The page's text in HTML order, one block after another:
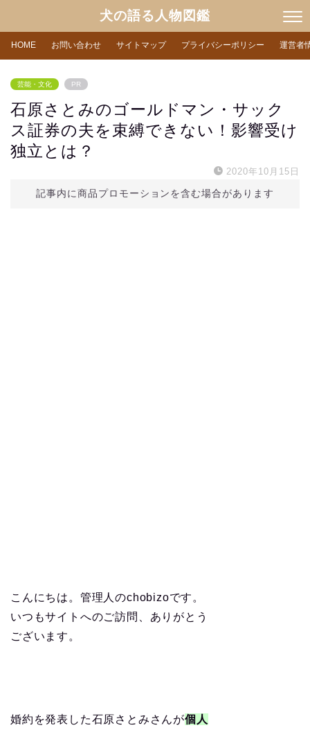
犬の語る人物図鑑
HOME お問い合わせ サイトマップ プライバシーポリシー 運営者
芸能・文化 PR
石原さとみのゴールドマン・サック
ス証券の夫を束縛できない！影響受け
独立とは？
2020年10月15日
記事内に商品プロモーションを含む場合があります
こんにちは。管理人のchobizoです。
いつもサイトへのご訪問、ありがとう
ございます。
婚約を発表した石原さとみさんが個人